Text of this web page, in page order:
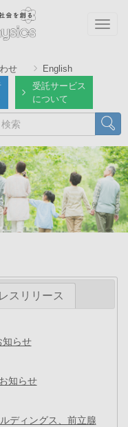
せ
English
受託サービス
について
検索
スリリース
知らせ
知らせ
ディングス、前立腺